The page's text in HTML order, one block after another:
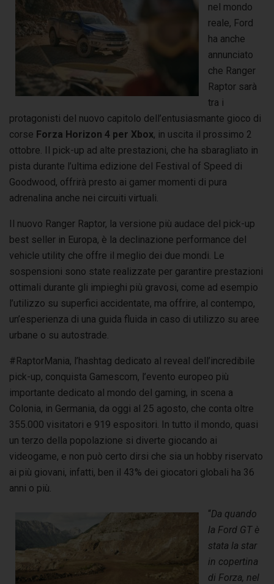
nel mondo
reale, Ford
ha anche
annunciato
che Ranger
Raptor sarà
tra i
protagonisti del nuovo capitolo dell’entusiasmante gioco di
corse Forza Horizon 4 per Xbox, in uscita il prossimo 2
ottobre. Il pick-up ad alte prestazioni, che ha sbaragliato in
pista durante l’ultima edizione del Festival of Speed di
Goodwood, offrirà presto ai gamer momenti di pura
adrenalina anche nei circuiti virtuali.
Il nuovo Ranger Raptor, la versione più audace del pick-up
best seller in Europa, è la declinazione performance del
vehicle utility che offre il meglio dei due mondi. Le
sospensioni sono state realizzate per garantire prestazioni
ottimali durante gli impieghi più gravosi, come ad esempio
l’utilizzo su superfici accidentate, ma offrire, al contempo,
un’esperienza di una guida fluida in caso di utilizzo su aree
urbane o su autostrade.
#RaptorMania, l’hashtag dedicato al reveal dell’incredibile
pick-up, conquista Gamescom, l’evento europeo più
importante dedicato al mondo del gaming, in scena a
Colonia, in Germania, da oggi al 25 agosto, che conta oltre
355.000 visitatori e 919 espositori. In tutto il mondo, quasi
un terzo della popolazione si diverte giocando ai
videogame, e non può certo dirsi che sia un hobby riservato
ai più giovani, infatti, ben il 43% dei giocatori globali ha 36
anni o più.
“Da quando
la Ford GT è
stata la star
in copertina
di Forza, nel